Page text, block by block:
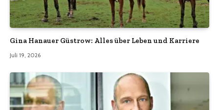
Gina Hanauer Güstrow: Alles über Leben und Karriere
Juli 19, 2026